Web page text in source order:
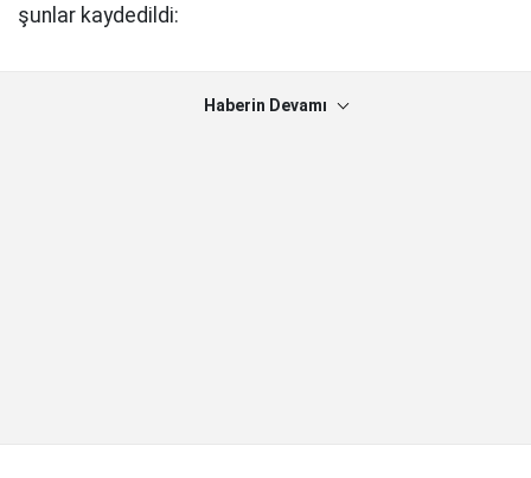
şunlar kaydedildi:
Haberin Devamı